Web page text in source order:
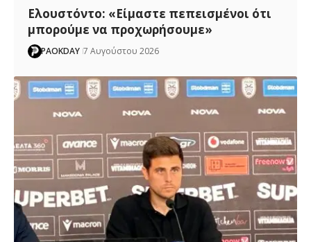
Ελουστόντο: «Είμαστε πεπεισμένοι ότι
μπορούμε να προχωρήσουμε»
PAOKDAY 7 Αυγούστου 2026